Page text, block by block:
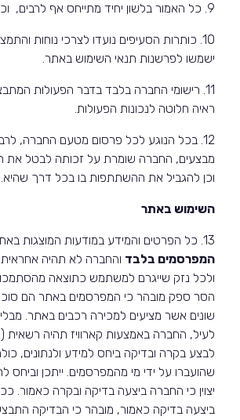
9. כל האמור בלשון יחיד מתייחס אף לרבים, וכן להפך.
10. כותרות הסעיפים נועדו לצרכי נוחות
ישמשו לפרשנות תנאי השימוש באתר.
11. רישומי החברה בלבד בדבר הפעולות
ראיה חלוטה לנכונות הפעולות.
12. בכל הנוגע לכל פרסום מטעם החברה,
מבצעים, החברה שומרת על זכותה לבטל את
וכן להגביל את ההשתתפות בו בכל דרך שהיא.
השימוש באתר
13. כל הפרטים והמידע במודעות המוצגות באתר הם
המפרסמים בלבד והחברה לא תהיה אחראית
ולכל נזק שייגרם למשתמש כתוצאה
הסר ספק מובהר כי המפרסמים באתר הם
שונים אשר מציעים למכירה רכבים באתר.
לעיל, החברה באמצעות קארוויז תהיה רשאית
לבצע בקרה ובדיקה ביחס למידע ולנתונים,
שהועברו על ידי מי מהמפרסמים. ייתכן וביחס
יצוין כי החברה ביצעה בדיקה ובקרה כאמור.
ביצעה בדיקה כאמור, מובהר כי הבדיקה